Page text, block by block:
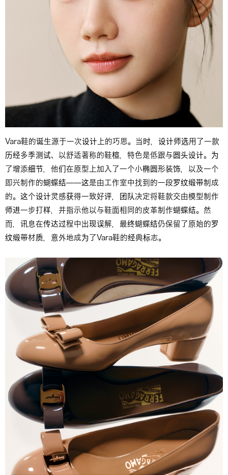
Vara鞋的诞生源于一次设计上的巧思。当时，设计师选用了一款
历经多季测试、以舒适著称的鞋楦，特色是低跟与圆头设计。为
了增添细节，他们在原型上加入了一个小椭圆形装饰，以及一个
即兴制作的蝴蝶结——这是由工作室中找到的一段罗纹缎带制成
的。这个设计灵感获得一致好评，团队决定将鞋款交由模型制作
师进一步打样，并指示他以与鞋面相同的皮革制作蝴蝶结。然
而，讯息在传达过程中出现误解，最终蝴蝶结仍保留了原始的罗
纹缎带材质，意外地成为了Vara鞋的经典标志。